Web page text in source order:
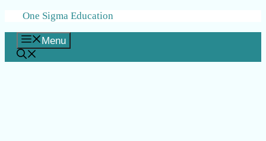
Skip
content
One Sigma Education
Menu